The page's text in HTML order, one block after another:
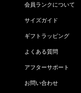
会員ランクについて
サイズガイド
ギフトラッピング
よくある質問
アフターサポート
お問い合わせ